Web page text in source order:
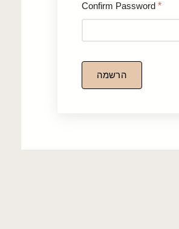
Confirm Password *
הרשמה